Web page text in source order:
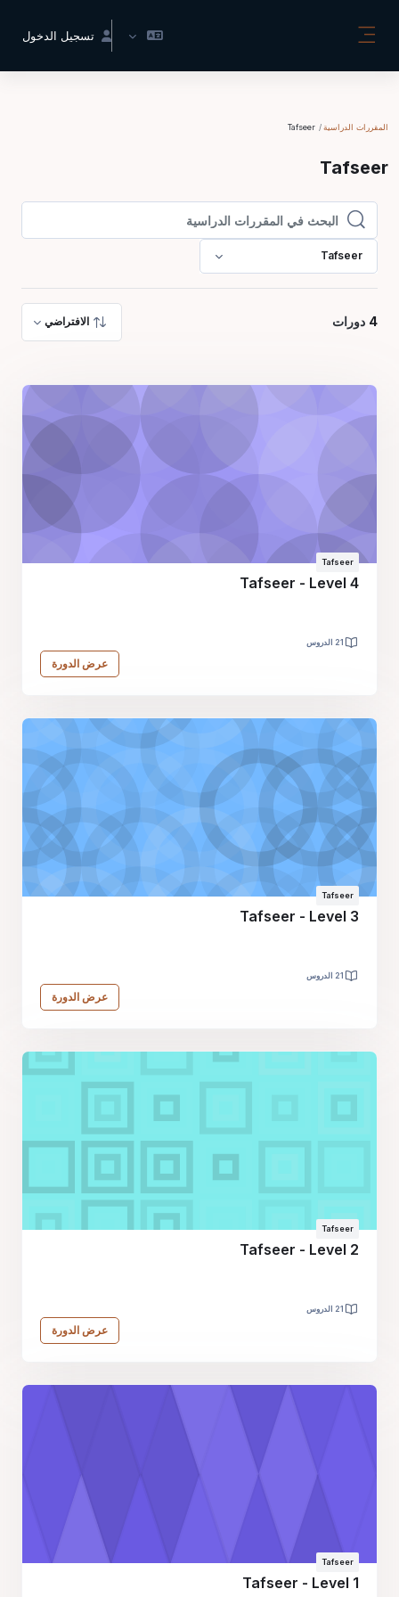
تسجيل الدخول
المقررات الدراسية Tafseer
Tafseer
البحث في المقررات الدراسية
البحث في المقررات الدراسية
Tafseer
4 دورات الافتراضي
Tafseer
Tafseer - Level 4
21 الدروس
عرض الدورة
Tafseer
Tafseer - Level 3
21 الدروس
عرض الدورة
Tafseer
Tafseer - Level 2
21 الدروس
عرض الدورة
Tafseer
Tafseer - Level 1